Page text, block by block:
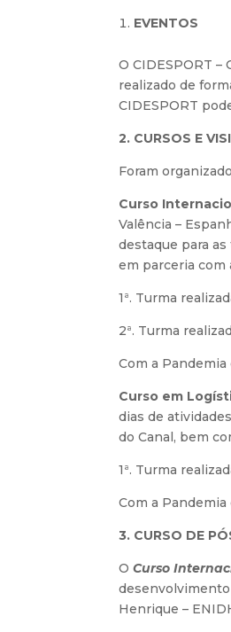
EVENTOS
O CIDESPORT
realizado de
CIDESPORT
2. CURSOS E
Foram
Curso
Valência –
destaque para
em parceria com
1ª. Turma
2ª. Turma
Com a Pandemia
Curso em
dias de
do Canal, bem
1ª. Turma
Com a Pandemia
3. CURSO DE
OCurso
desenvolvimento
Henrique –